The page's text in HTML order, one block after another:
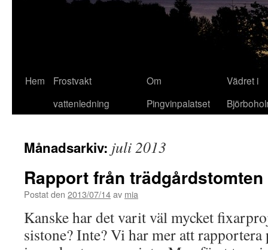
GåHem
Frostvakt
vattenledning
Om
Pingvinpalatset
Vädret i
Månadsarkiv: juli 2013
Rapport från trädgårdstomten
Postat den 2013/07/14av mia
Kanske har det varit väl mycket
sistone? Inte? Vi har mer att rapportera